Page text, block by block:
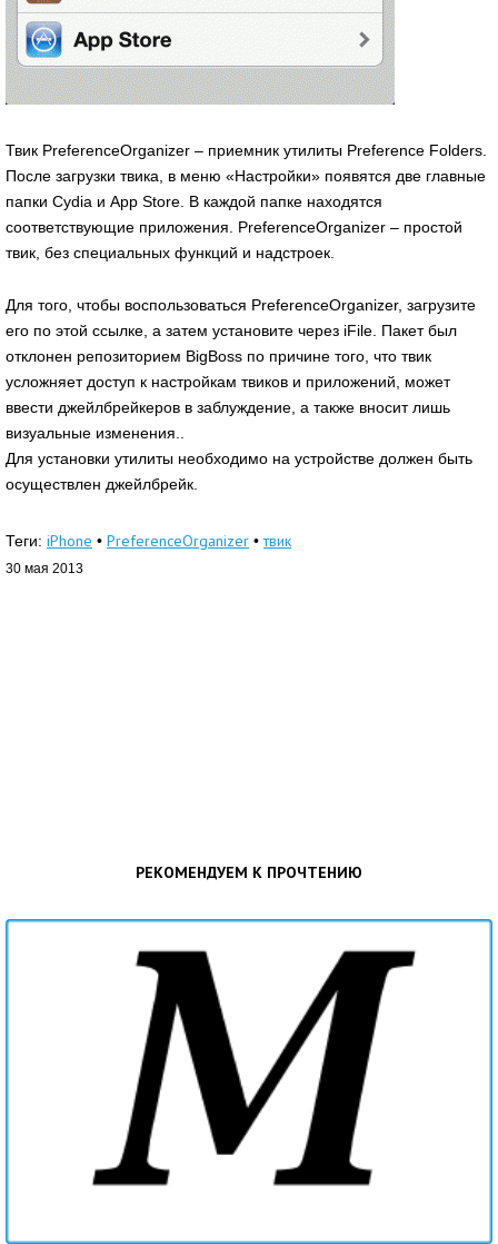
Твик PreferenceOrganizer – приемник утилиты Preference Folders.
После загрузки твика, в меню «Настройки» появятся две главные
папки Cydia и App Store. В каждой папке находятся
соответствующие приложения. PreferenceOrganizer – простой
твик, без специальных функций и надстроек.
Для того, чтобы воспользоваться PreferenceOrganizer, загрузите
его по этой ссылке, а затем установите через iFile. Пакет был
отклонен репозиторием BigBoss по причине того, что твик
усложняет доступ к настройкам твиков и приложений, может
ввести джейлбрейкеров в заблуждение, а также вносит лишь
визуальные изменения..
Для установки утилиты необходимо на устройстве должен быть
осуществлен джейлбрейк.
Теги: iPhone • PreferenceOrganizer •твик
30 мая 2013
РЕКОМЕНДУЕМ К ПРОЧТЕНИЮ